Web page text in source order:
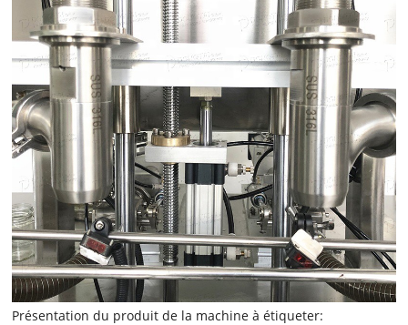
Présentation du produit de la machine à étiqueter: